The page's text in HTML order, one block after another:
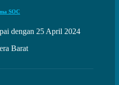
SOC
dengan 25 April 2024
Barat